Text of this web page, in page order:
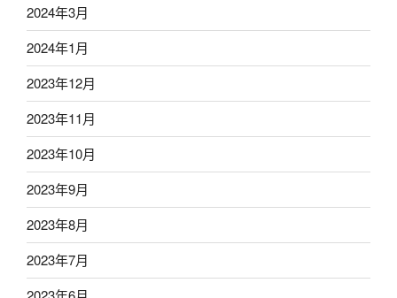
2024年3月
2024年1月
2023年12月
2023年11月
2023年10月
2023年9月
2023年8月
2023年7月